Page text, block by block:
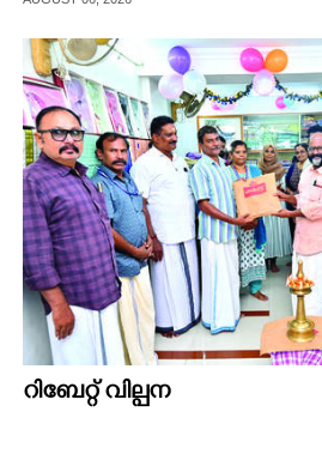
CARTOONS
LITERATURE
ZOOM
CONTACT US
സമിതി മേലാമുറി
റിബേറ്റ് വില്പന